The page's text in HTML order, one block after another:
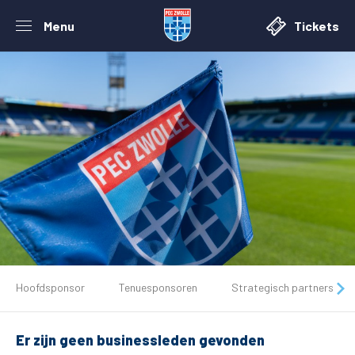
Menu Tickets
Tickets
Matchdays
Hoofdsponsor Tenuesponsoren Strategisch partners
Er zijn geen businessleden gevonden